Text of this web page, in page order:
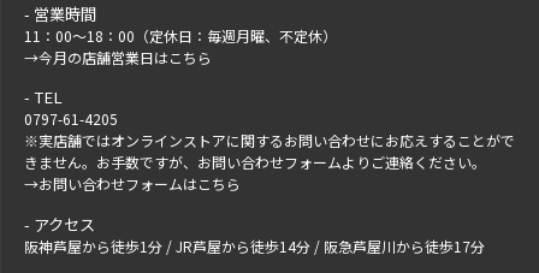
営業時間
11：00～18：00（定休日：毎週月曜、不定休）
→今月の店舗営業日はこちら
TEL
0797-61-4205
※実店舗ではオンラインストアに関するお問い合わせにお応えすることがで
きません。お手数ですが、 お問い合わせフォームよりご連絡ください。
→お問い合わせフォームはこちら
アクセス
阪神芦屋から徒歩1分 / JR芦屋から徒歩14分 / 阪急芦屋川から徒歩17分